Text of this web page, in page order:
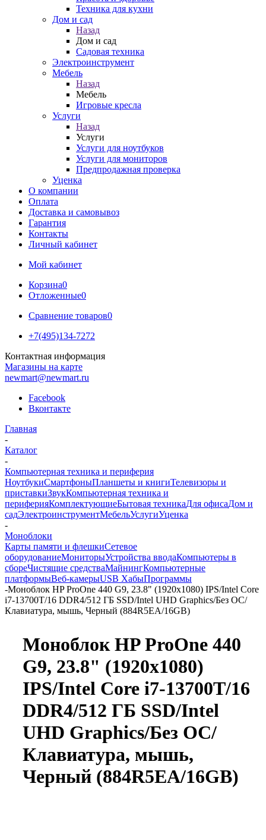
Техника для кухни
Дом и сад
Назад
Дом и сад
Садовая техника
Электроинструмент
Мебель
Назад
Мебель
Игровые кресла
Услуги
Назад
Услуги
Услуги для ноутбуков
Услуги для мониторов
Предпродажная проверка
Уценка
О компании
Оплата
Доставка и самовывоз
Гарантия
Контакты
Личный кабинет
Мой кабинет
Корзина0
Отложенные0
Сравнение товаров0
+7(495)134-7272
Контактная информация
Магазины на карте
newmart@newmart.ru
Facebook
Вконтакте
Главная
-
Каталог
-
Компьютерная техника и периферия
НоутбукиСмартфоныПланшеты и книгиТелевизоры и
приставкиЗвукКомпьютерная техника и
периферияКомплектующиеБытовая техникаДля офисаДом и
садЭлектроинструментМебельУслугиУценка
-
Моноблоки
Карты памяти и флешкиСетевое
оборудованиеМониторыУстройства вводаКомпьютеры в
сбореЧистящие средстваМайнингКомпьютерные
платформыВеб-камерыUSB ХабыПрограммы
-Моноблок HP ProOne 440 G9, 23.8" (1920x1080) IPS/Intel Core
i7-13700T/16 DDR4/512 ГБ SSD/Intel UHD Graphics/Без ОС/
Клавиатура, мышь, Черный (884R5EA/16GB)
Моноблок HP ProOne 440
G9, 23.8" (1920x1080)
IPS/Intel Core i7-13700T/16
DDR4/512 ГБ SSD/Intel
UHD Graphics/Без ОС/
Клавиатура, мышь,
Черный (884R5EA/16GB)